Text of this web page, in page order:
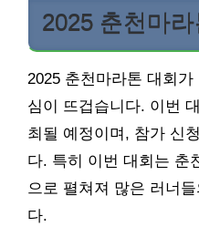
2025 춘천마
2025 춘천마라톤 대회
심이 뜨겁습니다. 이번
최될 예정이며, 참가 신
다. 특히 이번 대회는 춘
으로 펼쳐져 많은 러너
다.